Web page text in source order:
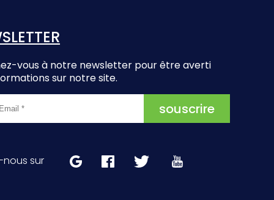
vous à notre newsletter pour être averti
sur notre site.
nous sur